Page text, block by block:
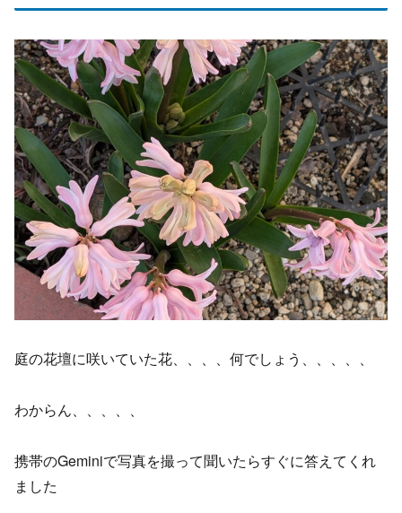
庭の花壇に咲いていた花、、、、何でしょう、、、、、
わからん、、、、、
携帯のGeminiで写真を撮って聞いたらすぐに答えてくれ
ました